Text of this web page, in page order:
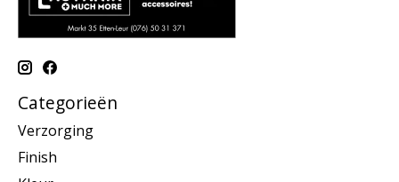
Categorieën
Verzorging
Finish